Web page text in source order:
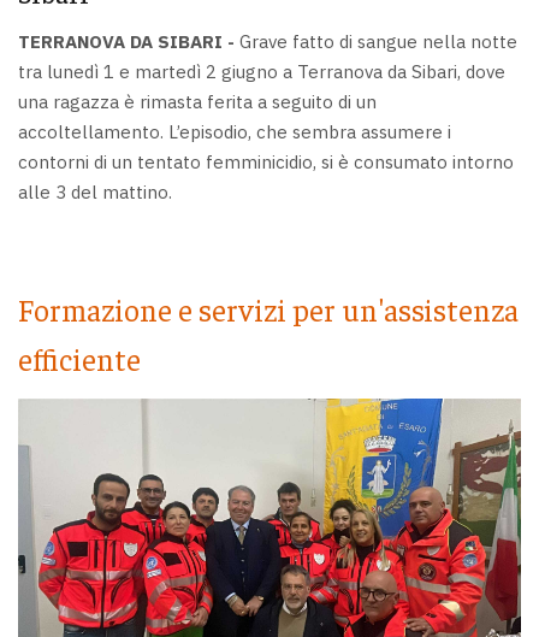
TERRANOVA DA SIBARI - Grave fatto di sangue nella notte
tra lunedì 1 e martedì 2 giugno a Terranova da Sibari, dove
una ragazza è rimasta ferita a seguito di un
accoltellamento. L’episodio, che sembra assumere i
contorni di un tentato femminicidio, si è consumato intorno
alle 3 del mattino.
Formazione e servizi per un'assistenza
efficiente